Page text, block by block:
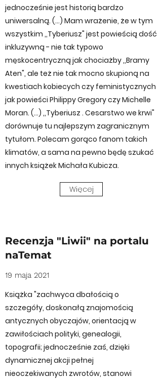
jednocześnie jest historią bardzo
uniwersalną. (...) Mam wrażenie, że w tym
wszystkim ,,Tyberiusz" jest powieścią dość
inkluzywną - nie tak typowo
męskocentryczną jak chociażby ,,Bramy
Aten", ale też nie tak mocno skupioną na
kwestiach kobiecych czy feministycznych
jak powieści Philippy Gregory czy Michelle
Moran. (...) ,,Tyberiusz . Cesarstwo we krwi"
dorównuje tu najlepszym zagranicznym
tytułom. Polecam gorąco fanom takich
klimatów, a sama na pewno będę szukać
innych książek Michała Kubicza.
Więcej
Recenzja "Liwii" na portalu
naTemat
19 maja 2021
Książka "zachwyca dbałością o
szczegóły, doskonałą znajomością
antycznych obyczajów, orientacją w
zawiłościach polityki, genealogii,
topografii; jednocześnie zaś, dzięki
dynamicznej akcji pełnej
nieoczekiwanych zwrotów, stanowi